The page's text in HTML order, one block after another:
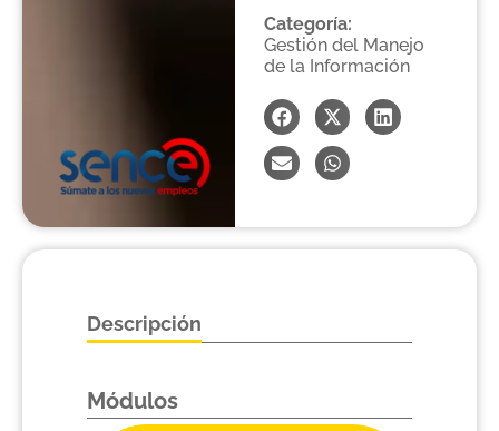
Categoría:
Gestión del Manejo
de la Información
Descripción
Módulos